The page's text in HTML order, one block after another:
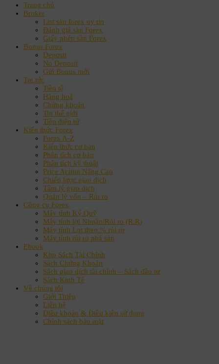
Trang chủ
Broker
List sàn forex uy tín
Đánh giá sàn Forex
Giấy phép sàn Forex
Bonus Forex
Deposit
No Deposit
Gửi Bonus mới
Tin tức
Tiền tệ
Hàng hoá
Chứng khoán
Tin thế giới
Tiền điện tử
Kiến thức Forex
Forex A-Z
Kiến thức cơ bản
Phân tích cơ bản
Phân tích kỹ thuật
Price Action Nâng Cao
Chiến lược giao dịch
Tâm lý giao dịch
Quản lý vốn – Rủi ro
Công cụ Forex
Máy tính Ký Quỹ
Máy tính lợi Nhuận/Rủi ro (R:R)
Máy tính Lot theo % rủi ro
Máy tính rủi ro phá sản
Ebook
Kho Sách Tài Chính
Sách Chứng Khoán
Sách giao dịch tài chính – Sách đầu tư
Sách Kinh Tế
Về chúng tôi
Giới Thiệu
Liên hệ
Điều khoản & Điều kiện sử dụng
Chính sách bảo mật